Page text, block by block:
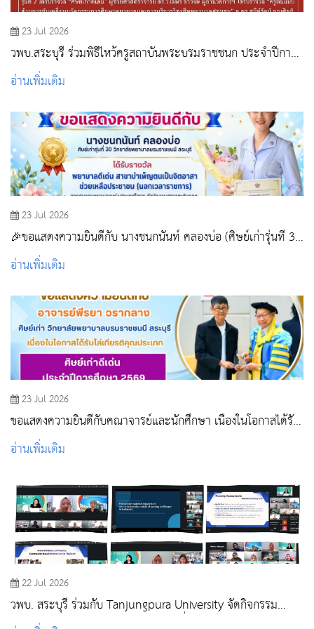
23 Jul 2026
วพบ.สระบุรี ร่วมพิธีไหว้ครูสถาบันพระบรมราชชนก ประจำปีการ
ศึกษา 2569 และรับโล่ประกาศเกียรติคุณ
อ่านเพิ่มเติม
23 Jul 2026
🎉ขอแสดงความยินดีกับ นางชนกนันท์ คลองบ่อ (ศิษย์เก่ารุ่นที่ 30
วิทยาลัยพยาบาลบรมราชชนนี สระบุรี)
อ่านเพิ่มเติม
23 Jul 2026
ขอแสดงความยินดีกับคณาจารย์และนักศึกษา เนื่องในโอกาสได้รับ
รางวัลในพิธีไหว้ครู สถาบันพระบรมราชชนก ประจำปีการศึกษา
2569
อ่านเพิ่มเติม
22 Jul 2026
วพบ. สระบุรี ร่วมกับ Tanjungpura University จัดกิจกรรม
Global Classroom (Online) แลกเปลี่ยนองค์ความรู้ด้านการ